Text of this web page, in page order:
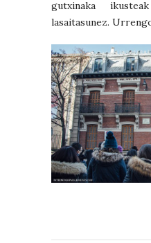
gutxinaka
lasaitasunez.